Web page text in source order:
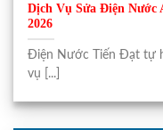
Dịch Vụ Sửa Điện Nước
2026
Điện Nước Tiến Đạt tự
vụ [...]